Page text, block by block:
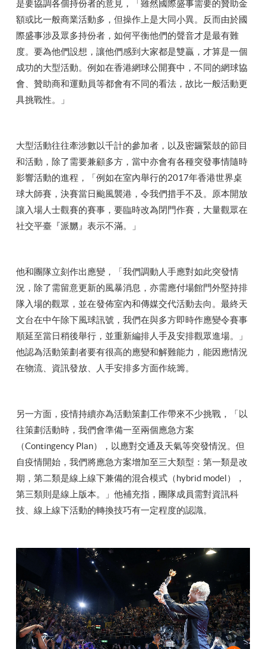
是要協調各個持份者的意見，「雖然國際盛事需要的贊助金
額或比一般商業活動多，但操作上是大同小異。反而由於國
際盛事涉及眾多持份者，如何平衡他們的聲音才是最有難
度。要為他們設想，讓他們感到大家都是雙贏，才算是一個
成功的大型活動。例如在香港網球公開賽中，不同的網球協
會、贊助商和運動員等都會有不同的看法，故比一般活動更
具挑戰性。」
大型活動往往牽涉數以千計的參加者，以及密鑼緊鼓的節目
和活動，除了需要兼顧多方，當中亦會有各種突發事情隨時
影響活動的進程，「例如在室內舉行的2017年香港世界桌
球大師賽，決賽當日颱風襲港，令我們措手不及。原本開放
讓入場人士觀賽的賽事，要臨時改為閉門作賽，大量觀眾在
社交平臺『派嬲』表示不滿。」
他和團隊立刻作出應變，「我們調動人手應對如此突發情
況，除了需留意更新的風暴消息，亦需應付場館門外堅持排
隊入場的觀眾，並在發佈室內和傳媒交代活動去向。最終天
文台在中午除下風球訊號，我們在與多方即時作應變令賽事
順延至當日稍後舉行，並重新編排人手及安排觀眾進場。」
他認為活動策劃者要有很高的應變和解難能力，能因應情況
在物流、資訊發放、人手安排多方面作統籌。
另一方面，疫情持續亦為活動策劃工作帶來不少挑戰，「以
往策劃活動時，我們會準備一至兩個應急方案
（Contingency Plan），以應對交通及天氣等突發情況。但
自疫情開始，我們將應急方案增加至三大類型：第一類是改
期，第二類是線上線下兼備的混合模式（hybrid model），
第三類則是線上版本。」他補充指，團隊成員需對資訊科
技、線上線下活動的轉換技巧有一定程度的認識。